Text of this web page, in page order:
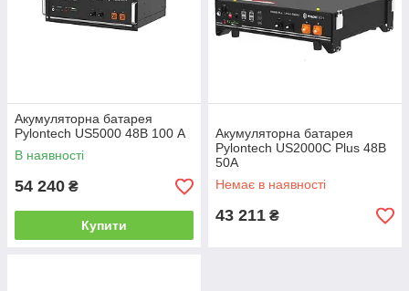
Акумуляторна батарея
Pylontech US5000 48В 100 A
В наявності
54 240 ₴
Купити
Акумуляторна батарея
Pylontech US2000С Plus 48В
50A
Немає в наявності
43 211 ₴